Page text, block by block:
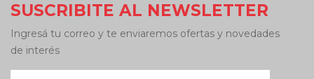
SUSCRIBITE AL NEWSLETTER
Ingresá tu correo y te enviaremos ofertas y novedades
de interés